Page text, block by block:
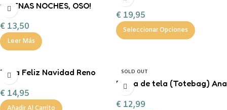
¡BUENAS NOCHES, OSO!
FERAN
€ 13,50
Leer Más
“Entrega especial Reyes
Magos”
€ 19,95
Seleccionar Opciones
Taza Feliz Navidad Reno
Corazón Mint
personalizable con
chocolate a la taza, nub
€ 14,95
Añadir Al Carrito
SOLD OUT
Bolsa de tela (Totebag) Ana
Marín
€ 12,99